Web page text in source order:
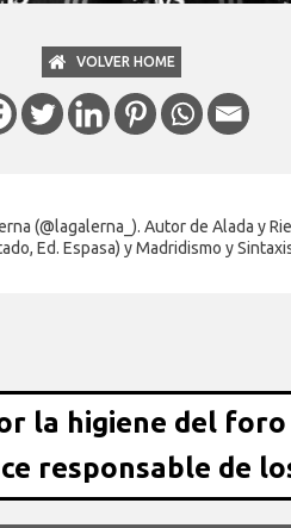
VOLVER HOME
(@lagalerna_). Autor de Alada y
Ed. Espasa) y Madridismo y
la higiene del
responsable de